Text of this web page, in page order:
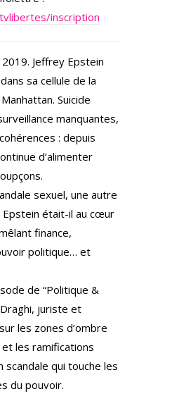
a
inscription
Jeffrey Epstein
sa cellule de la
Suicide
manquantes,
: depuis
d’alimenter
sexuel, une autre
Epstein était-il au cœur
finance,
politique… et
de “Politique &
Draghi, juriste et
les zones d’ombre
et les ramifications
scandale qui touche les
du pouvoir.